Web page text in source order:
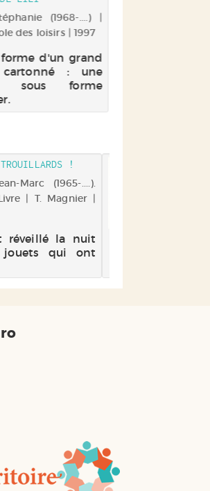
(1968-....) |
des loisirs | 1997
d'un grand
: une
sous forme
!
Marc (1965-....).
| T. Magnier |
réveillé la nuit
jouets qui ont